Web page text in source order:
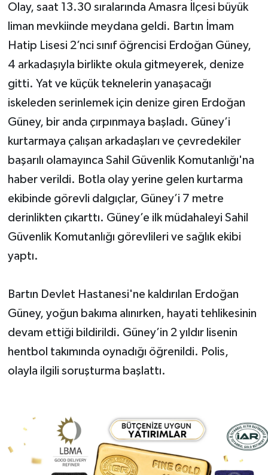
Olay, saat 13.30 sıralarında Amasra İlçesi büyük
liman mevkiinde meydana geldi. Bartın İmam
Hatip Lisesi 2’nci sınıf öğrencisi Erdoğan Güney,
4 arkadaşıyla birlikte okula gitmeyerek, denize
gitti. Yat ve küçük teknelerin yanaşacağı
iskeleden serinlemek için denize giren Erdoğan
Güney, bir anda çırpınmaya başladı. Güney’i
kurtarmaya çalışan arkadaşları ve çevredekiler
başarılı olamayınca Sahil Güvenlik Komutanlığı'na
haber verildi. Botla olay yerine gelen kurtarma
ekibinde görevli dalgıçlar, Güney’i 7 metre
derinlikten çıkarttı. Güney’e ilk müdahaleyi Sahil
Güvenlik Komutanlığı görevlileri ve sağlık ekibi
yaptı.
Bartın Devlet Hastanesi'ne kaldırılan Erdoğan
Güney, yoğun bakıma alınırken, hayati tehlikesinin
devam ettiği bildirildi. Güney’in 2 yıldır lisenin
hentbol takımında oynadığı öğrenildi. Polis,
olayla ilgili soruşturma başlattı.